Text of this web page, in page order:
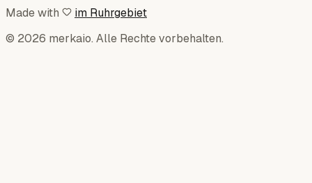
Made with
im Ruhrgebiet
© 2026 merkaio. Alle Rechte vorbehalten.